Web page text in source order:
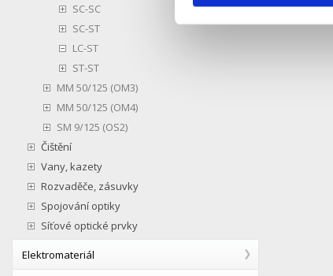
SC-SC
SC-ST
LC-ST
ST-ST
MM 50/125 (OM3)
MM 50/125 (OM4)
SM 9/125 (OS2)
Čištění
Vany, kazety
Rozvaděče, zásuvky
Spojování optiky
Síťové optické prvky
Elektromateriál